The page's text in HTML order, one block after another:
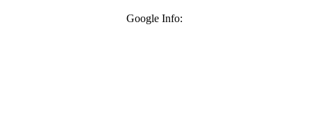
Google Info: